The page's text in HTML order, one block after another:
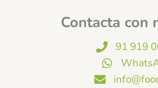
Contacta con
91 919